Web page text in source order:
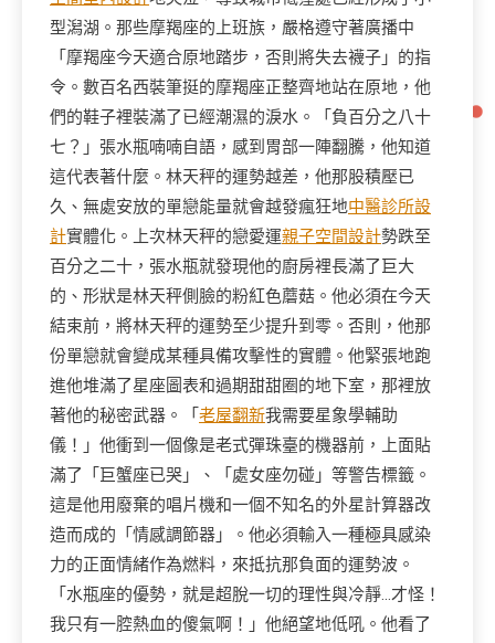
型潟湖。那些摩羯座的上班族，嚴格遵守著廣播中
「摩羯座今天適合原地踏步，否則將失去襪子」的指
令。數百名西裝筆挺的摩羯座正整齊地站在原地，他
們的鞋子裡裝滿了已經潮濕的淚水。「負百分之八十
七？」張水瓶喃喃自語，感到胃部一陣翻騰，他知道
這代表著什麼。林天秤的運勢越差，他那股積壓已
久、無處安放的單戀能量就會越發瘋狂地中醫診所設
計實體化。上次林天秤的戀愛運親子空間設計勢跌至
百分之二十，張水瓶就發現他的廚房裡長滿了巨大
的、形狀是林天秤側臉的粉紅色蘑菇。他必須在今天
結束前，將林天秤的運勢至少提升到零。否則，他那
份單戀就會變成某種具備攻擊性的實體。他緊張地跑
進他堆滿了星座圖表和過期甜甜圈的地下室，那裡放
著他的秘密武器。「 老屋翻新我需要星象學輔助
儀！」他衝到一個像是老式彈珠臺的機器前，上面貼
滿了「巨蟹座已哭」、「處女座勿碰」等警告標籤。
這是他用廢棄的唱片機和一個不知名的外星計算器改
造而成的「情感調節器」。他必須輸入一種極具感染
力的正面情緒作為燃料，來抵抗那負面的運勢波。
「水瓶座的優勢，就是超脫一切的理性與冷靜…才怪！
我只有一腔熱血的傻氣啊！」他絕望地低吼。他看了